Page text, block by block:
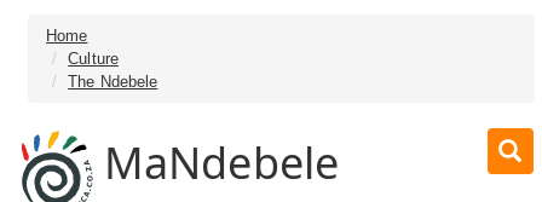
Home
Culture
The Ndebele
MaNdebele